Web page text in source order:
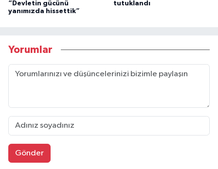
“Devletin gücünü
yanımızda hissettik”
tutuklandı
Yorumlar
Gönder